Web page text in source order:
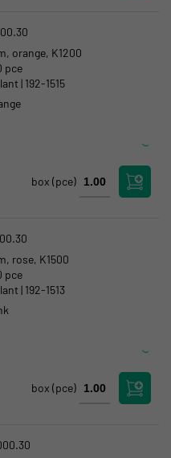
orange, K1200
pce
| 192-1515
box (pce)
rose, K1500
pce
| 192-1513
box (pce)